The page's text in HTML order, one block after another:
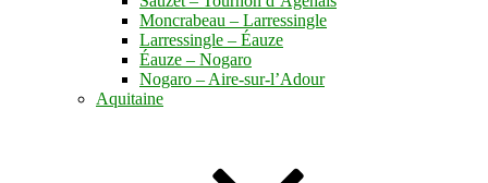
Moncrabeau – Larressingle
Larressingle – Éauze
Éauze – Nogaro
Nogaro – Aire-sur-l’Adour
Aquitaine